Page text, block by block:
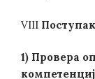
VIII
1) Провера